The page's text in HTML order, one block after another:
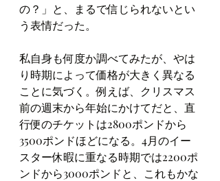
の？」と、まるで信じられないとい
う表情だった。
私自身も何度か調べてみたが、やは
り時期によって価格が大きく異なる
ことに気づく。例えば、クリスマス
前の週末から年始にかけてだと、直
行便のチケットは2800ポンドから
3500ポンドほどになる。4月のイー
スター休暇に重なる時期では2200ポ
ンドから3000ポンドと、これもかな